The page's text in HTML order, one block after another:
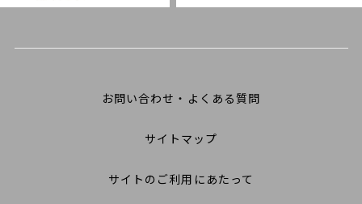
お問い合わせ・よくある質問
サイトマップ
サイトのご利用にあたって